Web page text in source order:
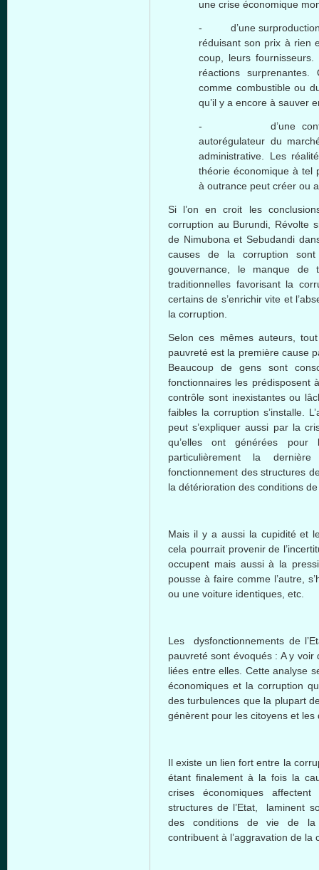
une crise économique
- d’une surproduction
réduisant son prix à rien
coup, leurs
réactions
comme combustible ou
qu’il y a encore à sauver
- d’une confiance
autorégulateur du
administrative. Les
théorie économique à tel
à outrance peut créer ou
Si l’on en croit les
corruption au Burundi, Révolte
de Nimubona et Sebudandi
causes de la corruption sont
gouvernance, le manque de
traditionnelles favorisant la
certains de s’enrichir vite et
la corruption.
Selon ces mêmes auteurs,
pauvreté est la première cause
Beaucoup de gens sont
fonctionnaires les prédisposent
contrôle sont inexistantes ou
faibles la corruption s’installe.
peut s’expliquer aussi par la
qu’elles ont générées
particulièrement la
fonctionnement des structures
la détérioration des conditions
Mais il y a aussi la cupidité et
cela pourrait provenir de
occupent mais aussi à la
pousse à faire comme l’autre,
ou une voiture identiques, etc.
Les dysfonctionnements de
pauvreté sont évoqués : A y
liées entre elles. Cette analyse
économiques et la corruption
des turbulences que la plupart
génèrent pour les citoyens et les
Il existe un lien fort entre la
étant finalement à la fois la
crises économiques
structures de l’Etat, laminent
des conditions de vie de la
contribuent à l’aggravation de la